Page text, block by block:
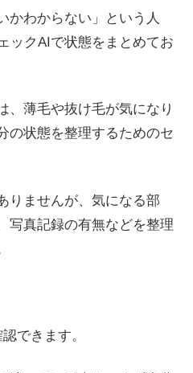
かわからない」という人
ックAIで状態をまとめてお
、薄毛や抜け毛が気になり
の状態を整理するためのセ
りませんが、気になる部
写真記録の有無などを整理
できます。